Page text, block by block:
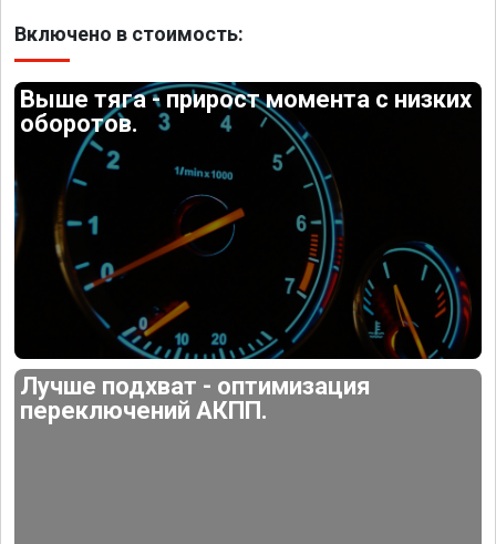
Включено в стоимость:
Выше тяга - прирост момента с низких
оборотов.
Лучше подхват - оптимизация
переключений АКПП.